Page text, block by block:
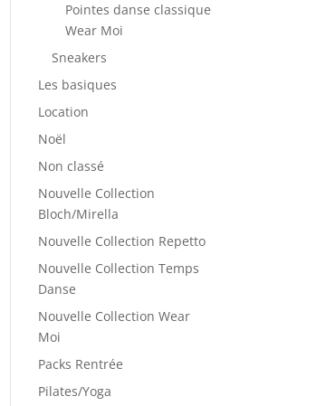
Pointes danse classique
Wear Moi
Sneakers
Les basiques
Location
Noël
Non classé
Nouvelle Collection
Bloch/Mirella
Nouvelle Collection Repetto
Nouvelle Collection Temps
Danse
Nouvelle Collection Wear
Moi
Packs Rentrée
Pilates/Yoga